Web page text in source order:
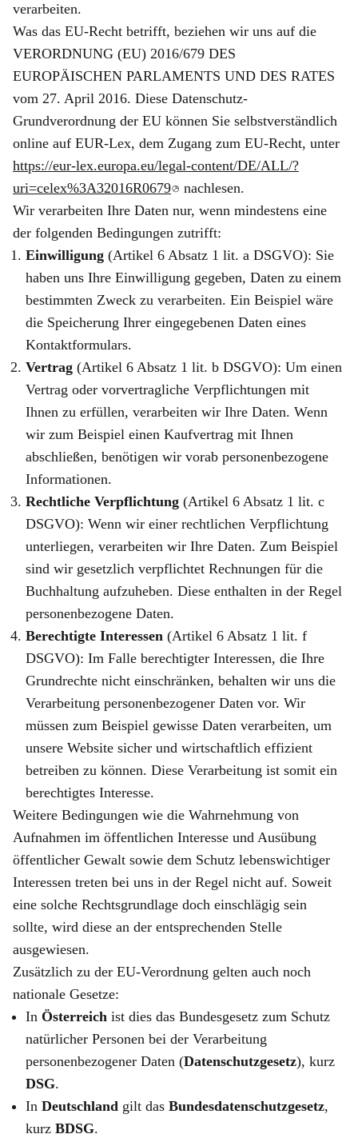
verarbeiten.
Was das EU-Recht betrifft, beziehen wir uns auf die
VERORDNUNG (EU) 2016/679 DES
EUROPÄISCHEN PARLAMENTS UND DES RATES
vom 27. April 2016. Diese Datenschutz-
Grundverordnung der EU können Sie selbstverständlich
online auf EUR-Lex, dem Zugang zum EU-Recht, unter
https://eur-lex.europa.eu/legal-content/DE/ALL/?
uri=celex%3A32016R0679
nachlesen.
Wir verarbeiten Ihre Daten nur, wenn mindestens eine
der folgenden Bedingungen zutrifft:
Einwilligung (Artikel 6 Absatz 1 lit. a DSGVO): Sie
haben uns Ihre Einwilligung gegeben, Daten zu einem
bestimmten Zweck zu verarbeiten. Ein Beispiel wäre
die Speicherung Ihrer eingegebenen Daten eines
Kontaktformulars.
Vertrag (Artikel 6 Absatz 1 lit. b DSGVO): Um einen
Vertrag oder vorvertragliche Verpflichtungen mit
Ihnen zu erfüllen, verarbeiten wir Ihre Daten. Wenn
wir zum Beispiel einen Kaufvertrag mit Ihnen
abschließen, benötigen wir vorab personenbezogene
Informationen.
Rechtliche Verpflichtung (Artikel 6 Absatz 1 lit. c
DSGVO): Wenn wir einer rechtlichen Verpflichtung
unterliegen, verarbeiten wir Ihre Daten. Zum Beispiel
sind wir gesetzlich verpflichtet Rechnungen für die
Buchhaltung aufzuheben. Diese enthalten in der Regel
personenbezogene Daten.
Berechtigte Interessen (Artikel 6 Absatz 1 lit. f
DSGVO): Im Falle berechtigter Interessen, die Ihre
Grundrechte nicht einschränken, behalten wir uns die
Verarbeitung personenbezogener Daten vor. Wir
müssen zum Beispiel gewisse Daten verarbeiten, um
unsere Website sicher und wirtschaftlich effizient
betreiben zu können. Diese Verarbeitung ist somit ein
berechtigtes Interesse.
Weitere Bedingungen wie die Wahrnehmung von
Aufnahmen im öffentlichen Interesse und Ausübung
öffentlicher Gewalt sowie dem Schutz lebenswichtiger
Interessen treten bei uns in der Regel nicht auf. Soweit
eine solche Rechtsgrundlage doch einschlägig sein
sollte, wird diese an der entsprechenden Stelle
ausgewiesen.
Zusätzlich zu der EU-Verordnung gelten auch noch
nationale Gesetze:
In Österreich ist dies das Bundesgesetz zum Schutz
natürlicher Personen bei der Verarbeitung
personenbezogener Daten (Datenschutzgesetz), kurz
DSG.
In Deutschland gilt das Bundesdatenschutzgesetz,
kurz BDSG.